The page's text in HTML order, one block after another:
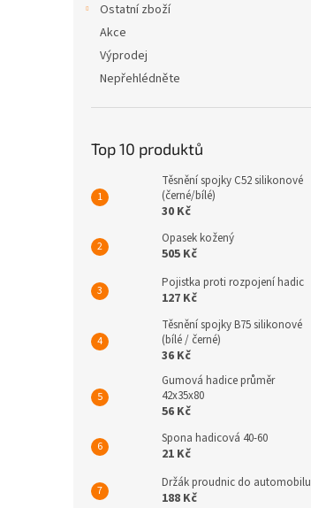
Ostatní zboží
Akce
Výprodej
Nepřehlédněte
Top 10 produktů
Těsnění spojky C52 silikonové
(černé/bílé)
30 Kč
Opasek kožený
505 Kč
Pojistka proti rozpojení hadic
127 Kč
Těsnění spojky B75 silikonové
(bílé / černé)
36 Kč
Gumová hadice průměr
42x35x80
56 Kč
Spona hadicová 40-60
21 Kč
Držák proudnic do automobilu
188 Kč